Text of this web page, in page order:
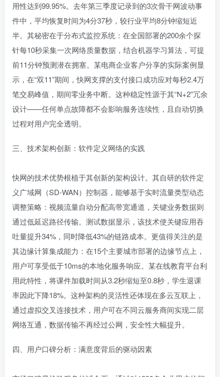
用性达到99.95%。去年第三季度记录到的3次骨干网波动事
件中，平均恢复时间为4分37秒，较行业平均8分钟缩短近
半。其秘密在于分布式监控系统：在全国部署的200余个探
针每10秒采集一次网络质量数据，结合机器学习算法，可提
前11分钟预测潜在拥塞。某电商企业客户分享的实际案例显
示，在“双11”期间，快网支撑的支付接口成功应对每秒2.4万
笔交易峰值，期间零业务中断。这种稳定性源于其“N+2”冗余
设计——任何单点故障都不会影响服务连续性，且自动切换
过程对用户完全透明。
三、技术架构创新：软件定义网络的实践
快网的技术优势根植于其创新的架构设计。其自研的软件定
义广域网（SD-WAN）控制器，能够基于实时流量类型动态
调整策略：视频流量自动分配高带宽通道，关键业务数据则
通过低延迟路径传输。测试数据显示，该技术使关键应用吞
吐量提升34%，同时降低43%的链路成本。更值得关注的是
其边缘计算集成能力：在15个主要城市部署的边缘节点上，
用户可享受低于10ms的本地化服务响应。某在线教育平台利
用此特性，将课件加载时间从3.2秒缩短至0.8秒，学生退课
率因此下降18%。这种架构的灵活性还体现在多云互联上，
通过虚拟交叉连接技术，用户可在不同云服务商间实现二层
网络互通，数据传输不再经过公网，安全性大幅提升。
四、用户口碑分析：满意度背后的驱动因素